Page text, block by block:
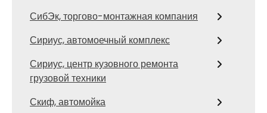
СибЭк, торгово-монтажная компания
Сириус, автомоечный комплекс
Сириус, центр кузовного ремонта
грузовой техники
Скиф, автомойка